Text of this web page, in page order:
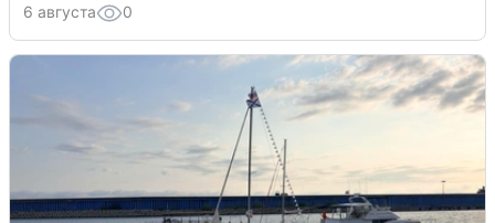
6 августа 0